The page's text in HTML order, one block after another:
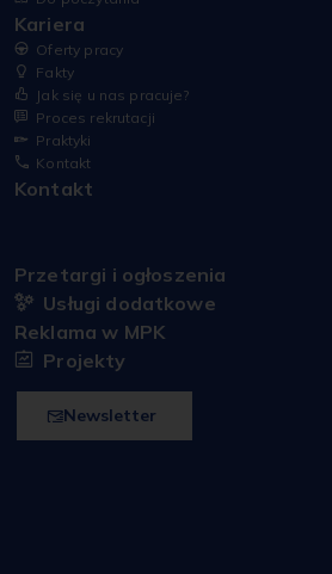
Kariera
Oferty pracy
Fakty
Jak się u nas pracuje?
Proces rekrutacji
Praktyki
Kontakt
Kontakt
Przetargi i ogłoszenia
Usługi dodatkowe
Reklama w MPK
Projekty
Newsletter